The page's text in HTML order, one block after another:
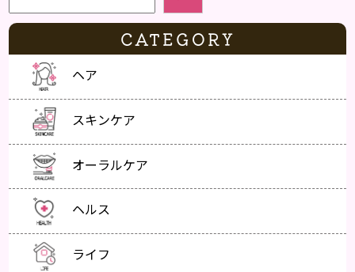
CATEGORY
ヘア
スキンケア
オーラルケア
ヘルス
ライフ